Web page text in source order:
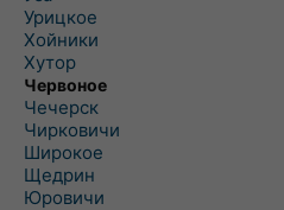
Урицкое
Хойники
Хутор
Червоное
Чечерск
Чирковичи
Широкое
Щедрин
Юровичи